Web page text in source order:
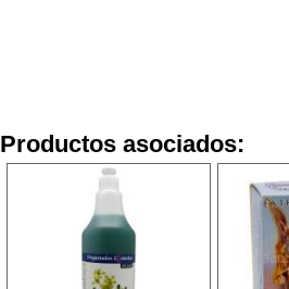
Productos asociados: